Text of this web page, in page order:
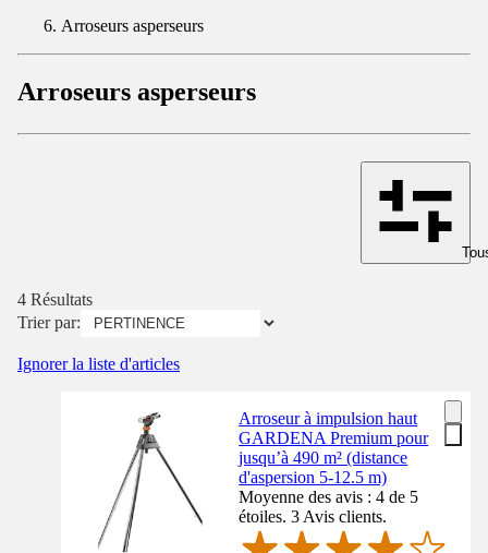
Arroseurs asperseurs
Arroseurs asperseurs
4 Résultats
Trier par:
Ignorer la liste d'articles
Arroseur à impulsion haut
GARDENA Premium pour
jusqu’à 490 m² (distance
d'aspersion 5-12.5 m)
Moyenne des avis : 4 de 5
étoiles. 3 Avis clients.